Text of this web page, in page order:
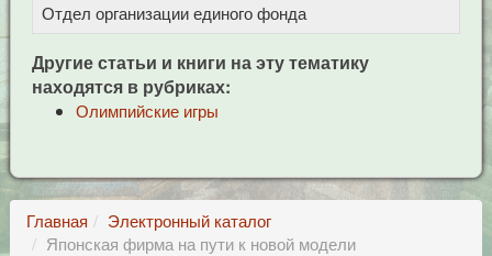
Отдел организации единого фонда
Другие статьи и книги на эту тематику
находятся в рубриках:
Олимпийские игры
Главная
Электронный каталог
Японская фирма на пути к новой модели